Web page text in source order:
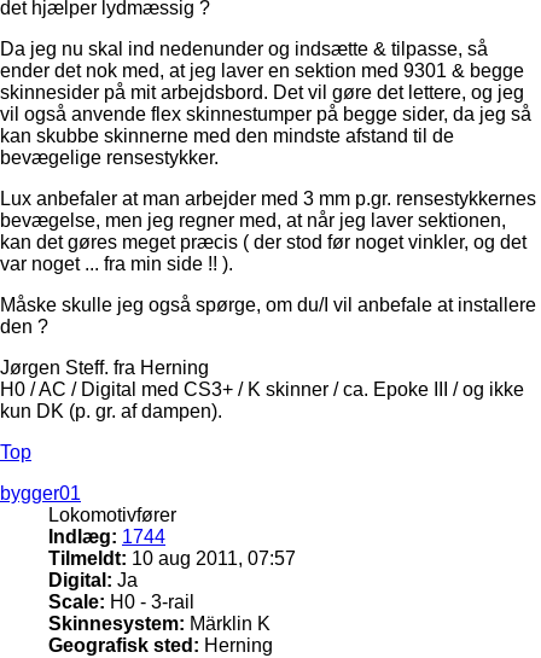
det hjælper lydmæssig ?
Da jeg nu skal ind nedenunder og indsætte & tilpasse, så
ender det nok med, at jeg laver en sektion med 9301 & begge
skinnesider på mit arbejdsbord. Det vil gøre det lettere, og jeg
vil også anvende flex skinnestumper på begge sider, da jeg så
kan skubbe skinnerne med den mindste afstand til de
bevægelige rensestykker.
Lux anbefaler at man arbejder med 3 mm p.gr. rensestykkernes
bevægelse, men jeg regner med, at når jeg laver sektionen,
kan det gøres meget præcis ( der stod før noget vinkler, og det
var noget ... fra min side !! ).
Måske skulle jeg også spørge, om du/I vil anbefale at installere
den ?
Jørgen Steff. fra Herning
H0 / AC / Digital med CS3+ / K skinner / ca. Epoke III / og ikke
kun DK (p. gr. af dampen).
Top
bygger01
Lokomotivfører
Indlæg: 1744
Tilmeldt: 10 aug 2011, 07:57
Digital: Ja
Scale: H0 - 3-rail
Skinnesystem: Märklin K
Geografisk sted: Herning